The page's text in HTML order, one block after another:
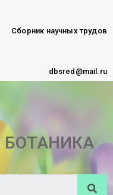
Сборник научных трудов
dbsred@mail.ru